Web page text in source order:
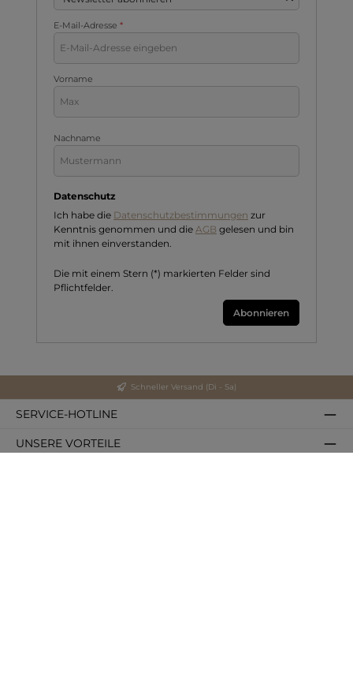
E-Mail-Adresse *
Vorname
Nachname
Datenschutz
Ich habe die Datenschutzbestimmungen zur
Kenntnis genommen und die AGB gelesen und bin
mit ihnen einverstanden.
Die mit einem Stern (*) markierten Felder sind
Pflichtfelder.
Abonnieren
Schneller Versand (Di - Sa)
SERVICE-HOTLINE
UNSERE VORTEILE